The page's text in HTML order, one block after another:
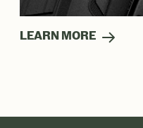
LEARN MORE